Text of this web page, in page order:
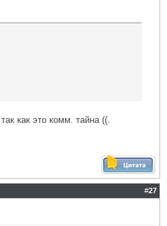
как это комм. тайна ((.
#27